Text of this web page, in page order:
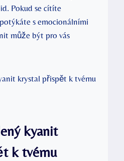
Pokud se cítíte
s emocionálními
může být pro vás
kyanit
k tvému